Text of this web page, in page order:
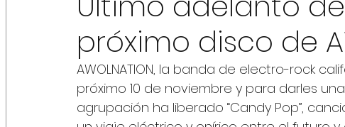
próximo disco de
AWOLNATION, la banda de electro-rock
próximo 10 de noviembre y para darles
agrupación ha liberado “Candy Pop”,